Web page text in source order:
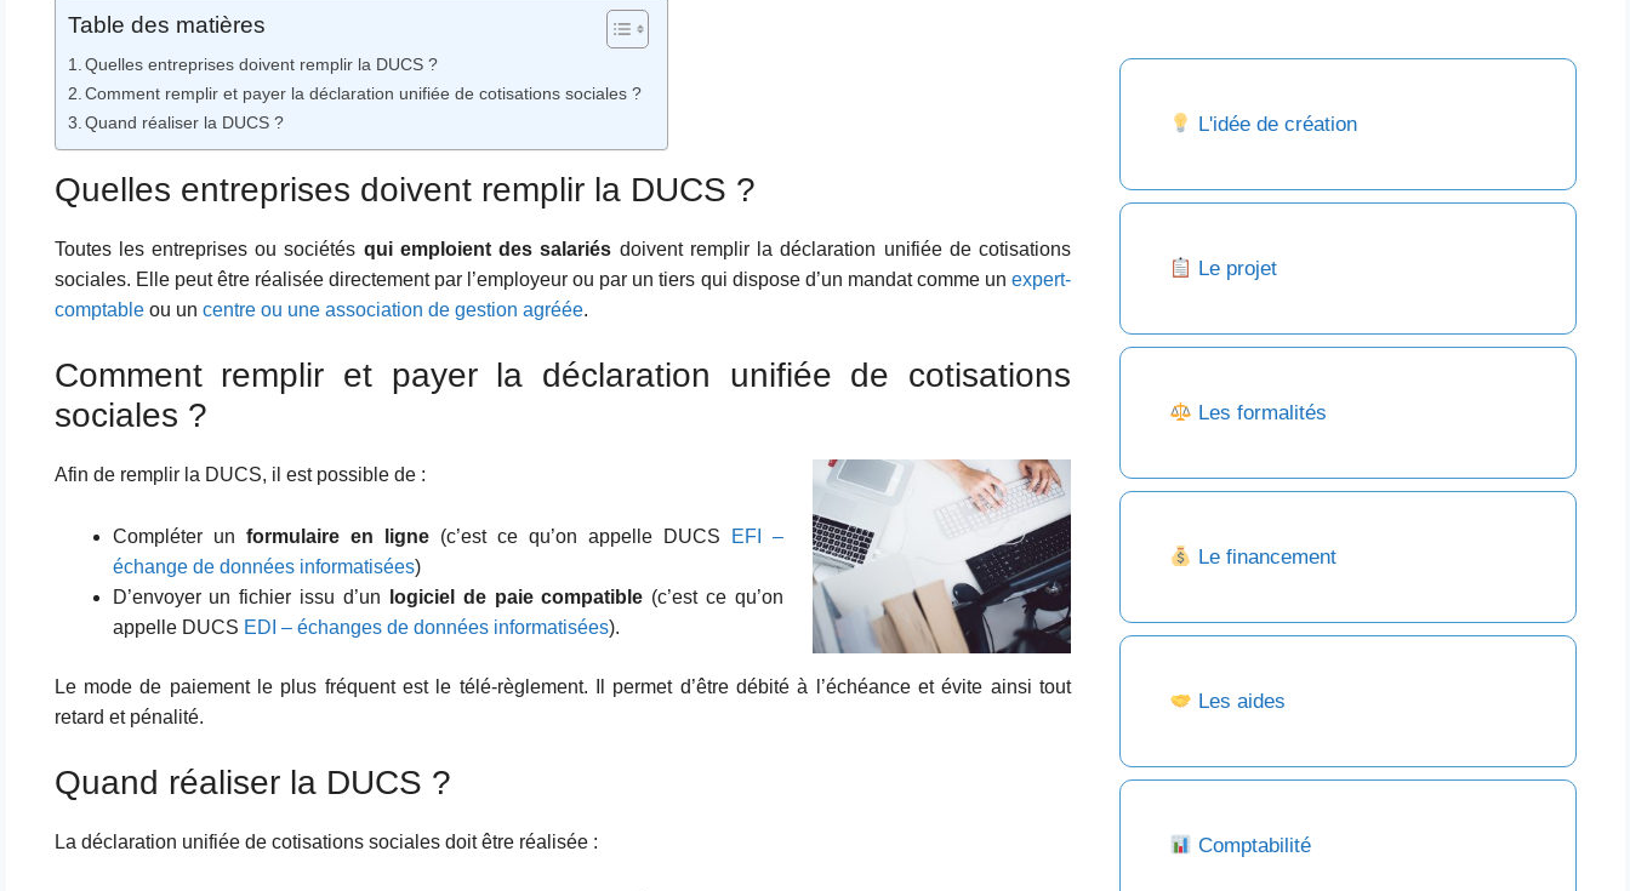
Table des matières
Quelles entreprises doivent remplir la DUCS ?
Comment remplir et payer la déclaration unifiée de cotisations sociales ?
Quand réaliser la DUCS ?
Quelles entreprises doivent remplir la DUCS ?
Toutes les entreprises ou sociétés qui emploient des salariés doivent remplir la déclaration unifiée de cotisations
sociales. Elle peut être réalisée directement par l’employeur ou par un tiers qui dispose d’un mandat comme un expert-
comptableou un centre ou une association de gestion agréée.
Comment remplir et payer la déclaration unifiée de cotisations
sociales ?
Afin de remplir la DUCS, il est possible de :
Compléter un formulaire en ligne(c’est ce qu’on appelle DUCS
EFI –
échange de données informatisées)
D’envoyer un fichier issu d’un
logiciel de paie compatible (c’est ce qu’on
appelle DUCS EDI – échanges de données informatisées).
Le mode de paiement le plus fréquent est le télé-règlement. Il permet d’être débité à l’échéance et évite ainsi tout
retard et pénalité.
Quand réaliser la DUCS ?
La déclaration unifiée de cotisations sociales doit être réalisée :
L'idée de création
Le projet
Les formalités
Le financement
Les aides
Comptabilité